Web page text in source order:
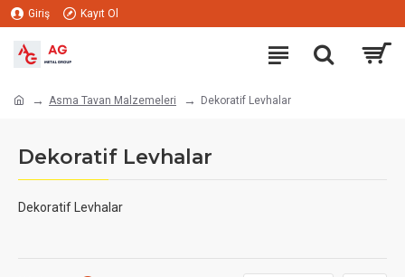
Giriş Kayıt Ol
Asma Tavan Malzemeleri Dekoratif Levhalar
Dekoratif Levhalar
Dekoratif Levhalar